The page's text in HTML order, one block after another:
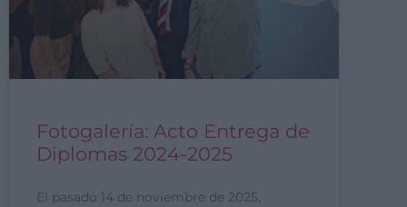
Fotogalería: Acto Entrega de
Diplomas 2024-2025
El pasado 14 de noviembre de 2025,